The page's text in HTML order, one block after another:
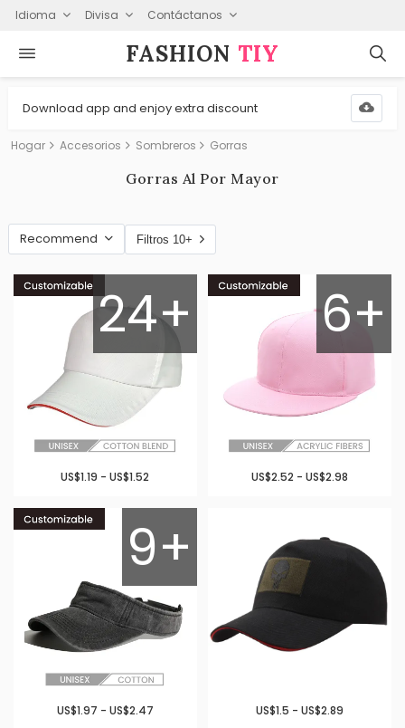
Idioma Divisa Contáctanos
FASHION⁠ TIY
Download app and enjoy extra discount
Hogar Accesorios Sombreros Gorras
Gorras Al Por Mayor
Recommend Filtros 10+
24+
US$1.19 - US$1.52
6+
US$2.52 - US$2.98
9+
US$1.97 - US$2.47 US$1.5 - US$2.89